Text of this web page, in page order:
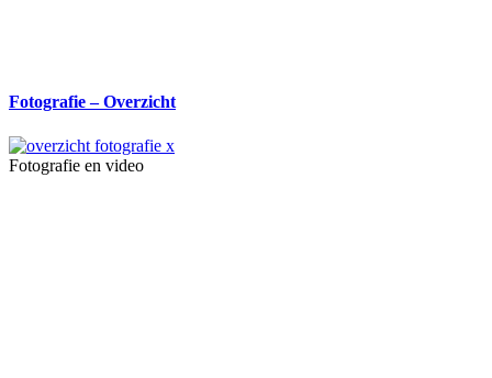
Fotografie – Overzicht
Fotografie en video